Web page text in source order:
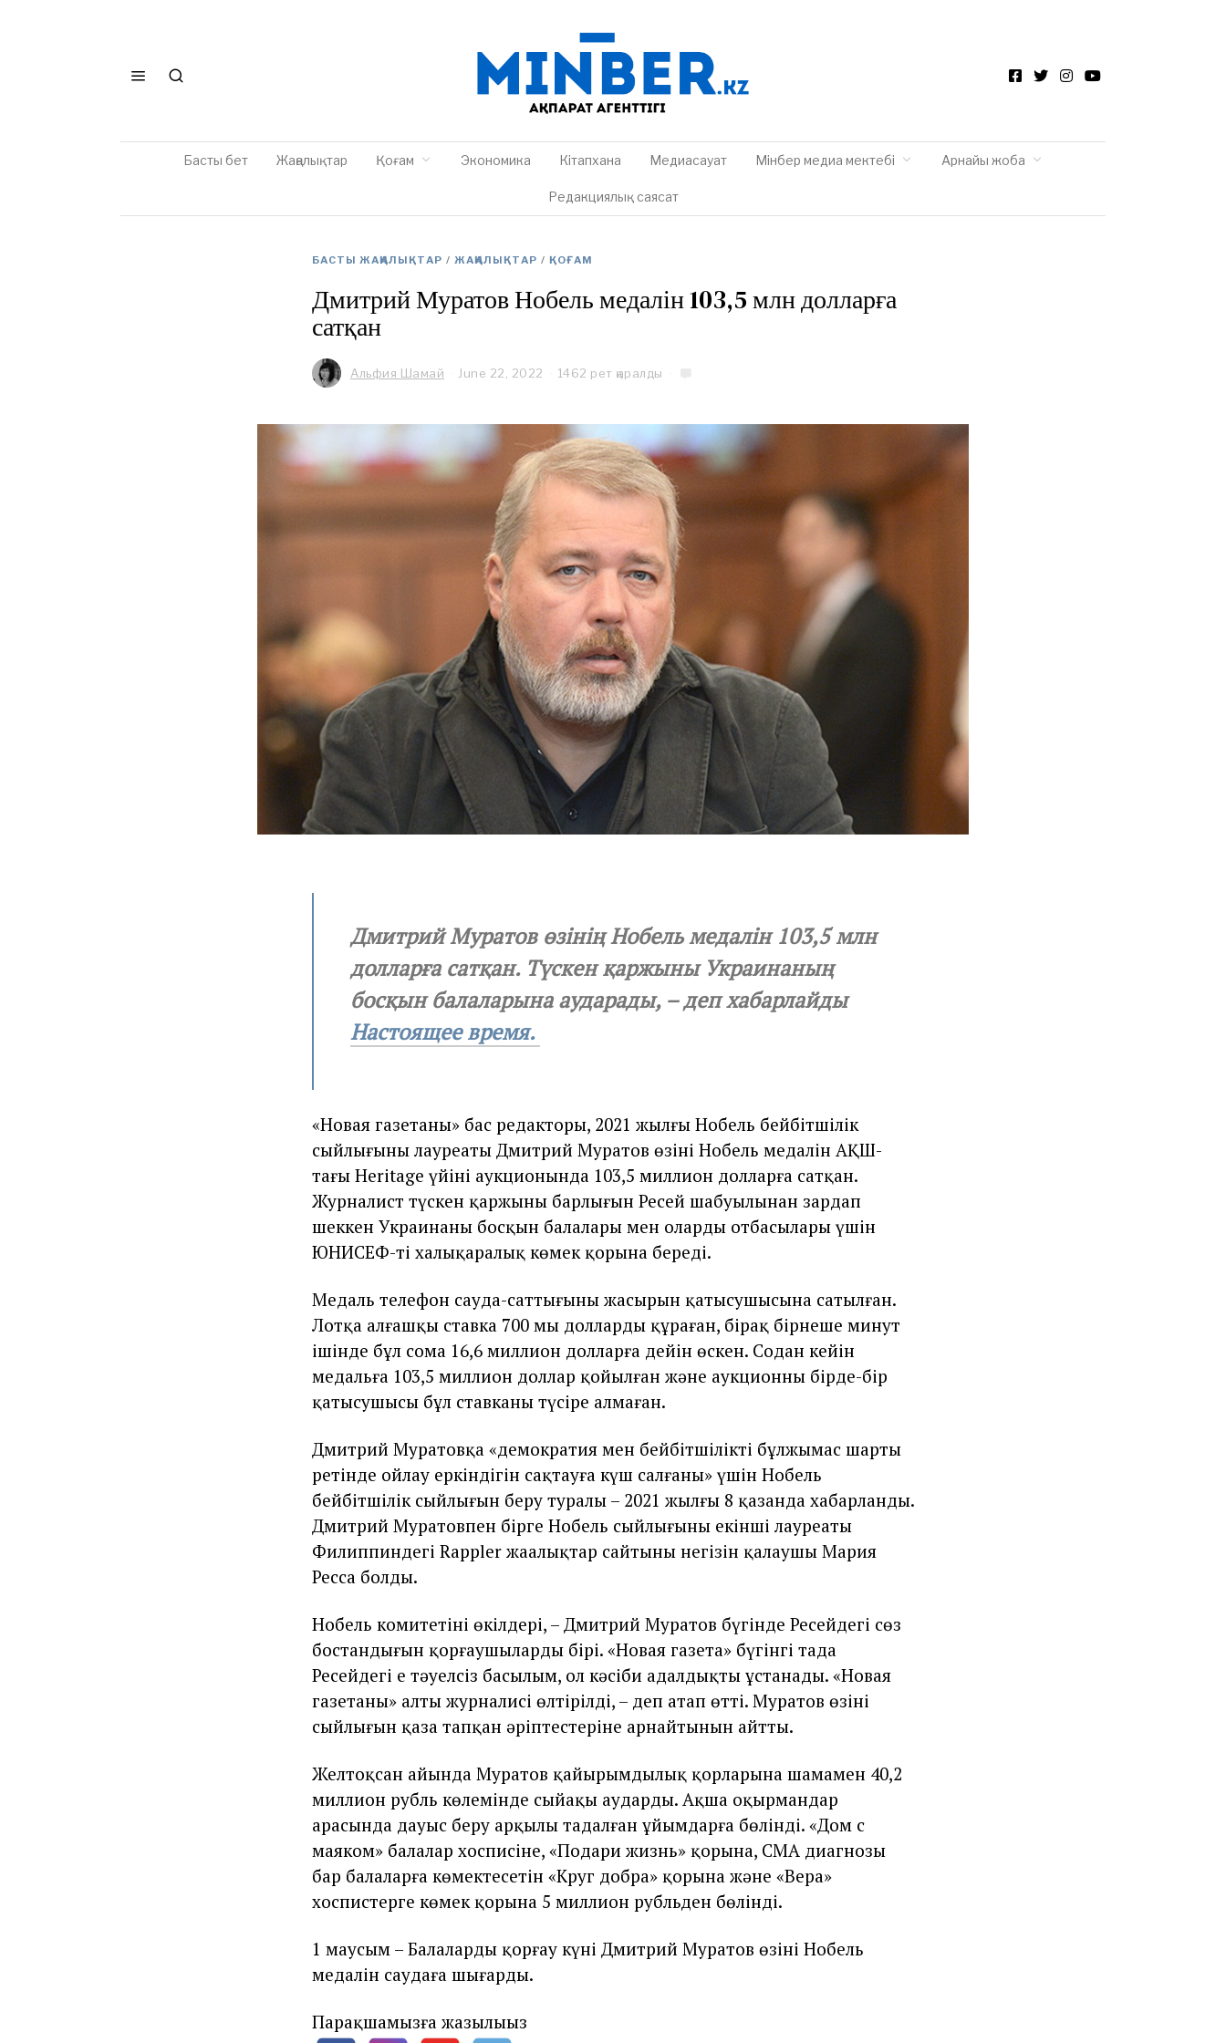
Басты бет Жаңалықтар Қоғам Экономика Кітапхана Медиасауат Мінбер медиа мектебі Арнайы жоба
Редакциялық саясат
БАСТЫ ЖАҢАЛЫҚТАР / ЖАҢАЛЫҚТАР / ҚОҒАМ
Дмитрий Муратов Нобель медалін 103,5 млн долларға
сатқан
Альфия Шамай June 22, 2022 1462 рет қаралды
Дмитрий Муратов өзінің Нобель медалін 103,5 млн
долларға сатқан. Түскен қаржыны Украинаның
босқын балаларына аударады, – деп хабарлайды
Настоящее время.
«Новая газетаның» бас редакторы, 2021 жылғы Нобель бейбітшілік
сыйлығының лауреаты Дмитрий Муратов өзінің Нобель медалін АҚШ-
тағы Heritage үйінің аукционында 103,5 миллион долларға сатқан.
Журналист түскен қаржының барлығын Ресей шабуылынан зардап
шеккен Украинаның босқын балалары мен олардың отбасылары үшін
ЮНИСЕФ-тің халықаралық көмек қорына береді.
Медаль телефон сауда-саттығының жасырын қатысушысына сатылған.
Лотқа алғашқы ставка 700 мың долларды құраған, бірақ бірнеше минут
ішінде бұл сома 16,6 миллион долларға дейін өскен. Содан кейін
медальға 103,5 миллион доллар қойылған және аукционның бірде-бір
қатысушысы бұл ставканы түсіре алмаған.
Дмитрий Муратовқа «демократия мен бейбітшіліктің бұлжымас шарты
ретінде ойлау еркіндігін сақтауға күш салғаны» үшін Нобель
бейбітшілік сыйлығын беру туралы – 2021 жылғы 8 қазанда хабарланды.
Дмитрий Муратовпен бірге Нобель сыйлығының екінші лауреаты
Филиппиндегі Rappler жаңалықтар сайтының негізін қалаушы Мария
Ресса болды.
Нобель комитетінің өкілдері, – Дмитрий Муратов бүгінде Ресейдегі сөз
бостандығын қорғаушылардың бірі. «Новая газета» бүгінгі таңда
Ресейдегі ең тәуелсіз басылым, ол кәсіби адалдықты ұстанады. «Новая
газетаның» алты журналисі өлтірілді, – деп атап өтті. Муратов өзінің
сыйлығын қаза тапқан әріптестеріне арнайтынын айтты.
Желтоқсан айында Муратов қайырымдылық қорларына шамамен 40,2
миллион рубль көлемінде сыйақы аударды. Ақша оқырмандар
арасында дауыс беру арқылы таңдалған ұйымдарға бөлінді. «Дом с
маяком» балалар хосписіне, «Подари жизнь» қорына, СМА диагнозы
бар балаларға көмектесетін «Круг добра» қорына және «Вера»
хоспистерге көмек қорына 5 миллион рубльден бөлінді.
1 маусым – Балаларды қорғау күні Дмитрий Муратов өзінің Нобель
медалін саудаға шығарды.
Парақшамызға жазылыңыз